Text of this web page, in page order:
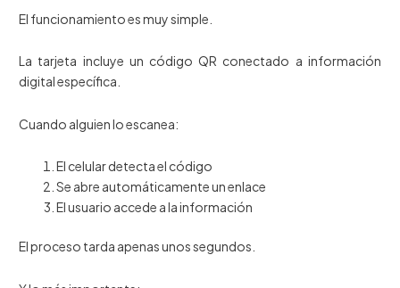
El funcionamiento es muy simple.
La tarjeta incluye un código QR conectado a información
digital específica.
Cuando alguien lo escanea:
El celular detecta el código
Se abre automáticamente un enlace
El usuario accede a la información
El proceso tarda apenas unos segundos.